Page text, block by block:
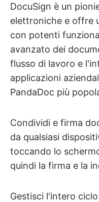
DocuSign è un
elettroniche e offre
con potenti
avanzato dei
flusso di lavoro e
applicazioni
PandaDoc più
Condividi e firma
da qualsiasi
toccando lo
quindi la firma e la
Gestisci l'intero